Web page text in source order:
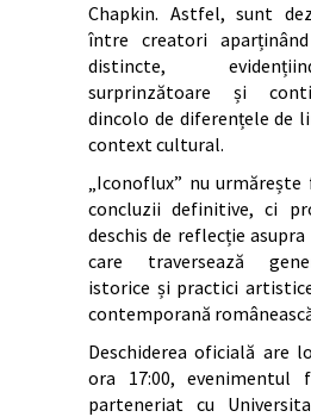
Chapkin. Astfel, sunt
între creatori
distincte,
surprinzătoare și
dincolo de diferențele de
context cultural.
„Iconoflux” nu
concluzii definitive, ci
deschis de reflecție
care traversează
istorice și practici
contemporană
Deschiderea oficială are
ora 17:00, evenimentul
parteneriat cu